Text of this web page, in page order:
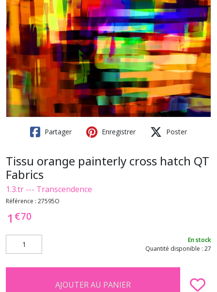
Partager Enregistrer Poster
Tissu orange painterly cross hatch QT
Fabrics
1.3.tr --- Transcendence
Référence : 27595O
1 €70
En stock
Quantité disponible : 27
AJOUTER AU PANIER